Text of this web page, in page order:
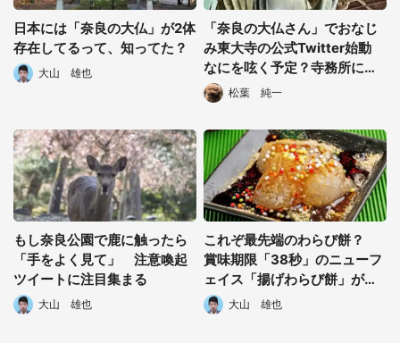
都道府選択
日本には「奈良の大仏」が2体
存在してるって、知ってた？
大山 雄也
「奈良の大仏さん」でおなじ
み東大寺の公式Twitter始動
なにを呟く予定？寺務所に聞
いた松葉 純一
もし奈良公園で鹿に触ったら
「手をよく見て」 注意喚起
ツイートに注目集まる
大山 雄也
これぞ最先端のわらび餅？
賞味期限「38秒」のニューフ
ェイス「揚げわらび餅」が奈
良で爆誕大山 雄也